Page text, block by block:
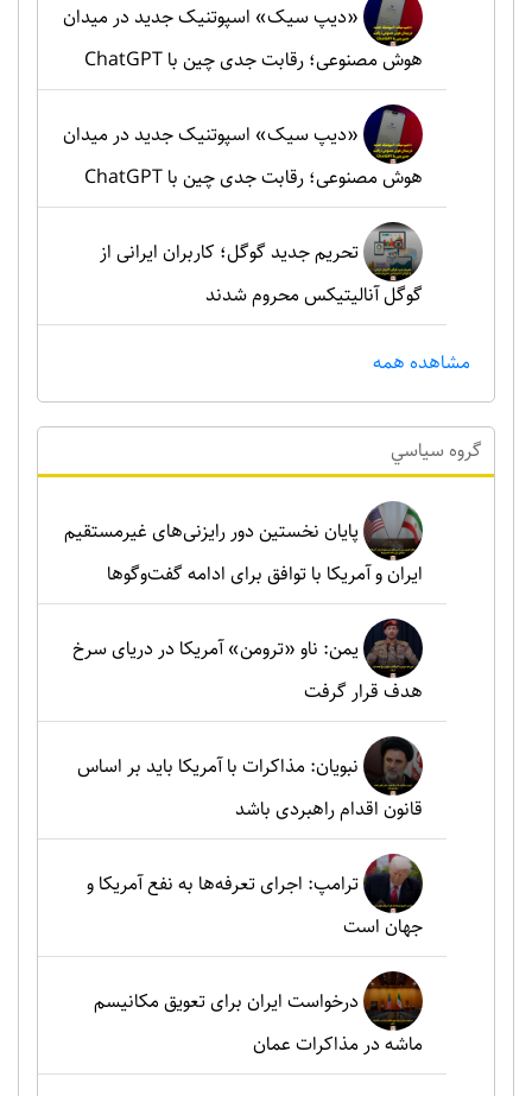
«دیپ سیک» اسپوتنیک جدید در میدان
هوش مصنوعی؛ رقابت جدی چین با ChatGPT
«دیپ سیک» اسپوتنیک جدید در میدان
هوش مصنوعی؛ رقابت جدی چین با ChatGPT
تحریم جدید گوگل؛ کاربران ایرانی از
گوگل آنالیتیکس محروم شدند
مشاهده همه
گروه سياسي
پایان نخستین دور رایزنی‌های غیرمستقیم
ایران و آمریکا با توافق برای ادامه گفت‌وگوها
یمن: ناو «ترومن» آمریکا در دریای سرخ
هدف قرار گرفت
نبویان: مذاکرات با آمریکا باید بر اساس
قانون اقدام راهبردی باشد
ترامپ: اجرای تعرفه‌ها به نفع آمریکا و
جهان است
درخواست ایران برای تعویق مکانیسم
ماشه در مذاکرات عمان